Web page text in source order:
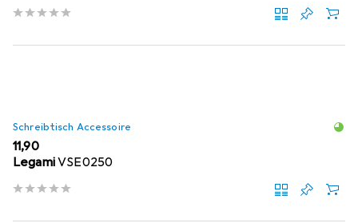
Schreibtisch Accessoire
EUR
11,90
LegamiVSE0250